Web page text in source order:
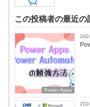
この投稿者の最近の
Power Apps